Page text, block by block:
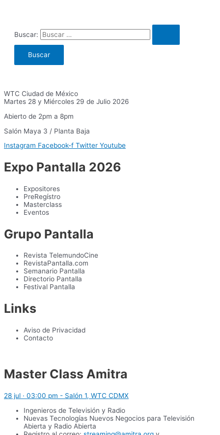
Buscar:
WTC Ciudad de México
Martes 28 y Miércoles 29 de Julio 2026
Abierto de 2pm a 8pm
Salón Maya 3 / Planta Baja
Instagram Facebook-f Twitter Youtube
Expo Pantalla 2026
Expositores
PreRegístro
Masterclass
Eventos
Grupo Pantalla
Revista TelemundoCine
RevistaPantalla.com
Semanario Pantalla
Directorio Pantalla
Festival Pantalla
Links
Aviso de Privacidad
Contacto
Master Class Amitra
28 jul · 03:00 pm - Salón 1, WTC CDMX
Ingenieros de Televisión y Radio
Nuevas Tecnologías Nuevos Negocios para Televisión
Abierta y Radio Abierta